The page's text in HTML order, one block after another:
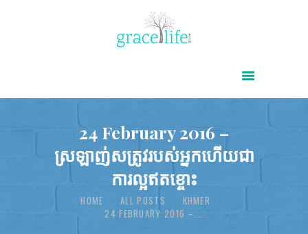
24 February 2016 –
ស្រឡាញ់សត្រូវរបស់អ្នកហើយជា
ការល្អឥតខ្ចោះ
HOME ALL POSTS
KHMER
24 FEBRUARY 2016 –...
POWER OF CHRIST DAILY
FREE RESOURCES